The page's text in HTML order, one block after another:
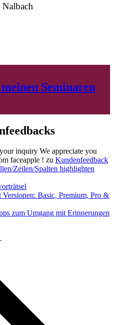
Seminaren
inquiry We appreciate you
faceapple ! zu Kundenfeedback
Zeilen/Spalten highlighten
Basic, Premium, Pro &
zum Umgang mit Erinnerungen